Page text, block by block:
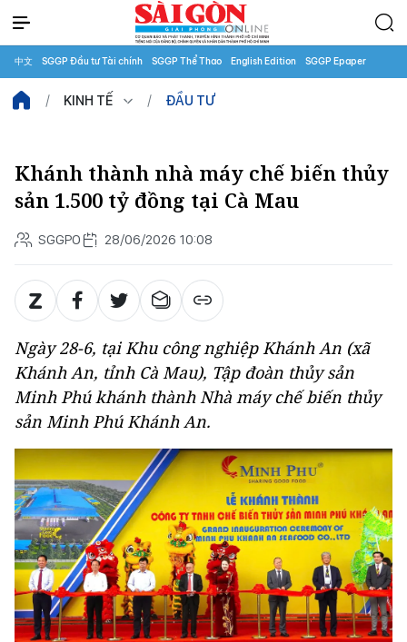
中文 SGGP Đầu tư Tài chính SGGP Thể Thao English Edition SGGP Epaper
KINH TẾ ĐẦU TƯ
Khánh thành nhà máy chế biến thủy
sản 1.500 tỷ đồng tại Cà Mau
SGGPO 28/06/2026 10:08
Ngày 28-6, tại Khu công nghiệp Khánh An (xã
Khánh An, tỉnh Cà Mau), Tập đoàn thủy sản
Minh Phú khánh thành Nhà máy chế biến thủy
sản Minh Phú Khánh An.